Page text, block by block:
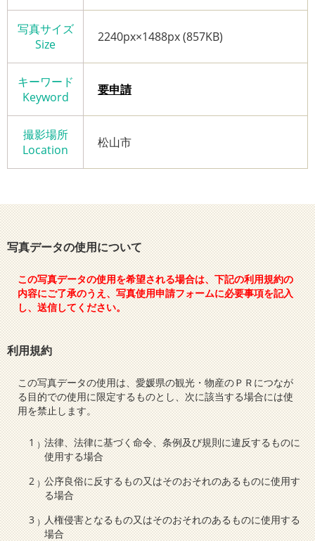
写真サイズ
Size
2240px×1488px (857KB)
キーワード
Keyword
要申請
撮影場所
Location
松山市
写真データの使用について
この写真データの使用を希望される場合は、下記の利用規約の
内容にご了承のうえ、写真使用申請フォームに必要事項を記入
し、送信してください。
利用規約
この写真データの使用は、愛媛県の観光・物産のＰＲにつなが
る目的での使用に限定するものとし、次に該当する場合には使
用を禁止します。
法律、法律に基づく命令、条例及び規則に違反するものに
使用する場合
公序良俗に反するもの又はそのおそれのあるものに使用す
る場合
人権侵害となるもの又はそのおそれのあるものに使用する
場合